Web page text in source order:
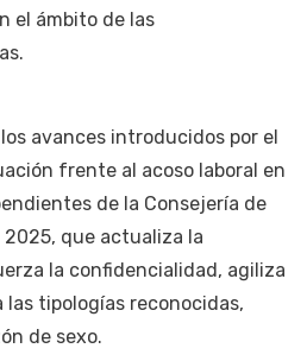
el ámbito de las
avances introducidos por el
frente al acoso laboral en
de la Consejería de
2025, que actualiza la
la confidencialidad, agiliza
tipologías reconocidas,
de sexo.